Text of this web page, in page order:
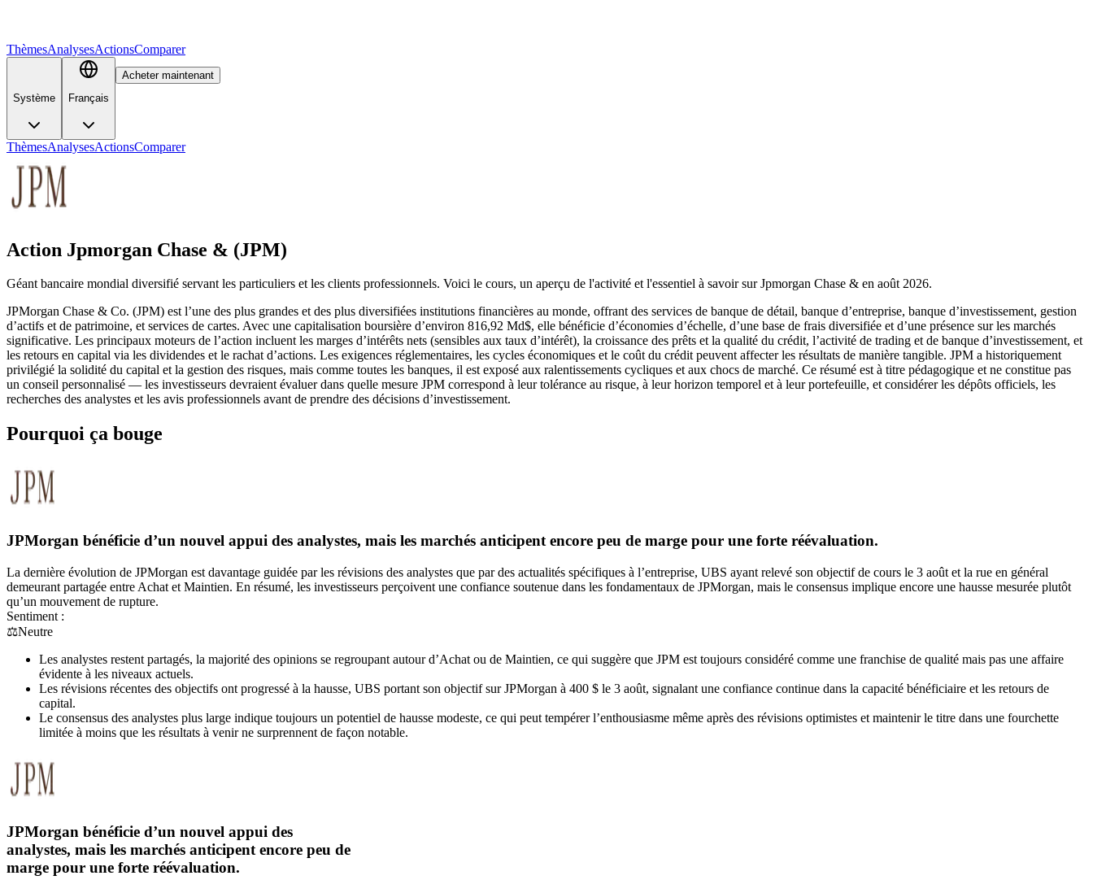
ThèmesAnalysesActionsComparer
Système Français
Acheter maintenant
ThèmesAnalysesActionsComparer
Action Jpmorgan Chase & (JPM)
Géant bancaire mondial diversifié servant les particuliers et les clients professionnels. Voici le cours, un aperçu de l'activité et l'essentiel à savoir sur Jpmorgan Chase & en août 2026.
JPMorgan Chase & Co. (JPM) est l’une des plus grandes et des plus diversifiées institutions financières au monde, offrant des services de banque de détail, banque d’entreprise, banque d’investissement, gestion
d’actifs et de patrimoine, et services de cartes. Avec une capitalisation boursière d’environ 816,92 Md$, elle bénéficie d’économies d’échelle, d’une base de frais diversifiée et d’une présence sur les marchés
significative. Les principaux moteurs de l’action incluent les marges d’intérêts nets (sensibles aux taux d’intérêt), la croissance des prêts et la qualité du crédit, l’activité de trading et de banque d’investissement, et
les retours en capital via les dividendes et le rachat d’actions. Les exigences réglementaires, les cycles économiques et le coût du crédit peuvent affecter les résultats de manière tangible. JPM a historiquement
privilégié la solidité du capital et la gestion des risques, mais comme toutes les banques, il est exposé aux ralentissements cycliques et aux chocs de marché. Ce résumé est à titre pédagogique et ne constitue pas
un conseil personnalisé — les investisseurs devraient évaluer dans quelle mesure JPM correspond à leur tolérance au risque, à leur horizon temporel et à leur portefeuille, et considérer les dépôts officiels, les
recherches des analystes et les avis professionnels avant de prendre des décisions d’investissement.
Pourquoi ça bouge
JPMorgan bénéficie d’un nouvel appui des analystes, mais les marchés anticipent encore peu de marge pour une forte réévaluation.
La dernière évolution de JPMorgan est davantage guidée par les révisions des analystes que par des actualités spécifiques à l’entreprise, UBS ayant relevé son objectif de cours le 3 août et la rue en général
demeurant partagée entre Achat et Maintien. En résumé, les investisseurs perçoivent une confiance soutenue dans les fondamentaux de JPMorgan, mais le consensus implique encore une hausse mesurée plutôt
qu’un mouvement de rupture.
Sentiment :
⚖️Neutre
Les analystes restent partagés, la majorité des opinions se regroupant autour d’Achat ou de Maintien, ce qui suggère que JPM est toujours considéré comme une franchise de qualité mais pas une affaire
évidente à les niveaux actuels.
Les révisions récentes des objectifs ont progressé à la hausse, UBS portant son objectif sur JPMorgan à 400 $ le 3 août, signalant une confiance continue dans la capacité bénéficiaire et les retours de
capital.
Le consensus des analystes plus large indique toujours un potentiel de hausse modeste, ce qui peut tempérer l’enthousiasme même après des révisions optimistes et maintenir le titre dans une fourchette
limitée à moins que les résultats à venir ne surprennent de façon notable.
JPMorgan bénéficie d’un nouvel appui des
analystes, mais les marchés anticipent encore peu de
marge pour une forte réévaluation.